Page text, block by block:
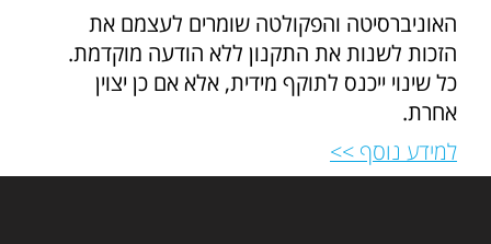
האוניברסיטה והפקולטה שומרים לעצמם את
הזכות לשנות את התקנון ללא הודעה מוקדמת.
כל שינוי ייכנס לתוקף מידית, אלא אם כן יצוין
אחרת.
למידע נוסף >>